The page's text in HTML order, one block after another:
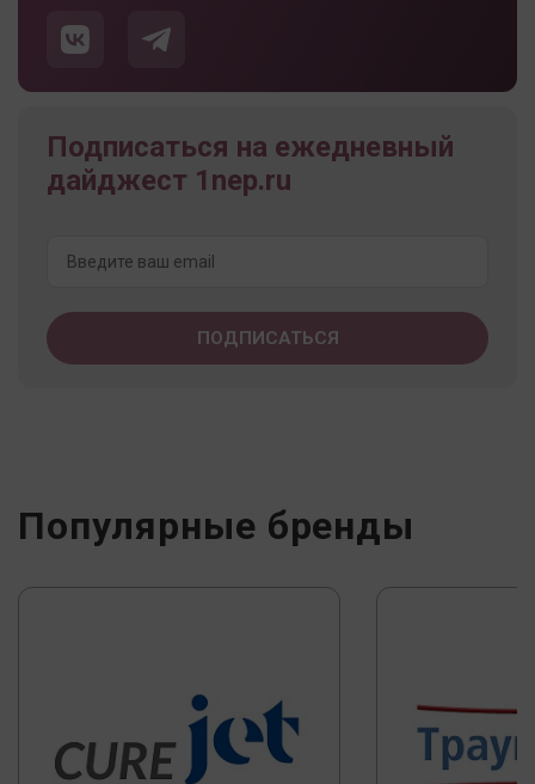
Подписаться на ежедневный
дайджест 1nep.ru
Популярные бренды